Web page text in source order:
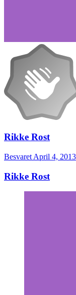
Rikke Rost
Besvaret April 4, 2013
Rikke Rost